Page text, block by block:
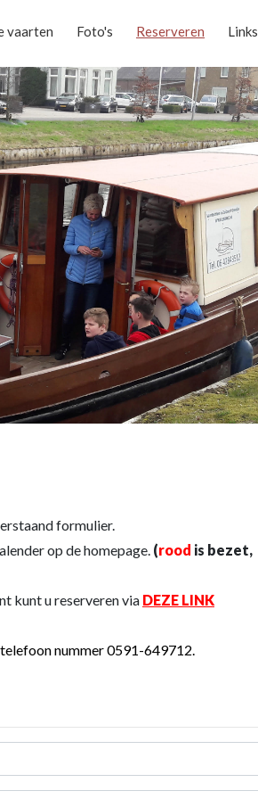
vaarten Foto's Reserveren Links
formulier.
op de homepage. (rood is bezet,
kunt u reserveren via DEZE LINK
telefoon nummer 0591-649712.